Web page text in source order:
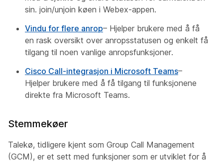
sin. join/unjoin køen i Webex-appen.
Vindu for flere anrop– Hjelper brukere med å få
en rask oversikt over anropsstatusen og enkelt få
tilgang til noen vanlige anropsfunksjoner.
Cisco Call-integrasjon i Microsoft Teams–
Hjelper brukere med å få tilgang til funksjonene
direkte fra Microsoft Teams.
Stemmekøer
Talekø, tidligere kjent som Group Call Management
(GCM), er et sett med funksjoner som er utviklet for å